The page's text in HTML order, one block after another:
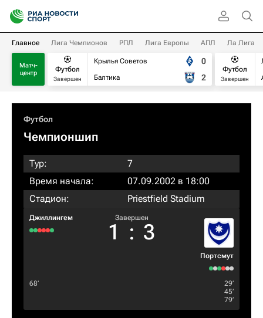
Главное Лига Чемпионов РПЛ Лига Европы АПЛ Ла Лига
Матч-
центр
Футбол
Завершен
Крылья Советов
Балтика
0
2
Футбол
Завершен
Футбол
Чемпионшип
Тур:
7
Время начала:
07.09.2002 в 18:00
Стадион:
Priestfield Stadium
Джиллингем Завершен
1 : 3
Пoртсмут
68‎’‎
29‎’‎
45‎’‎
79‎’‎